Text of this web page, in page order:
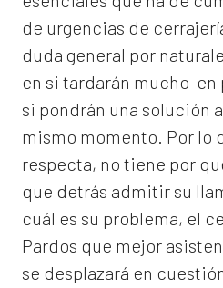
de urgencias de
duda general por
en si tardarán mucho
si pondrán una solución
mismo momento. Por lo
respecta, no tiene por
que detrás admitir su
cuál es su problema, el
Pardos que mejor
se desplazará en